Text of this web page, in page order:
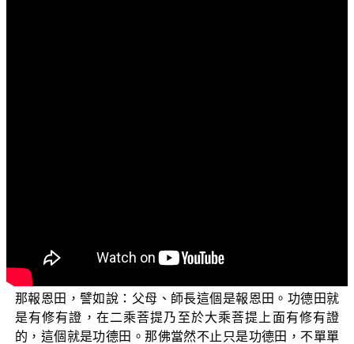
些眾生，譬如說：給狗一個包子，那個就是貧窮田；或者
是說給貧者，他沒有辦法回報給您的，那個就是貧窮田。
那報恩田，譬如說：父母、師長這個是報恩田。功德田就
是有修有證，在二乘菩提乃至於大乘菩提上面有修有證
的，這個就是功德田。那佛當然不止只是功德田，不單單